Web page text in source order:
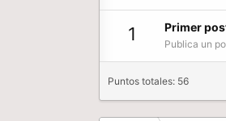
1 Primer
Publica un
Puntos totales: 56